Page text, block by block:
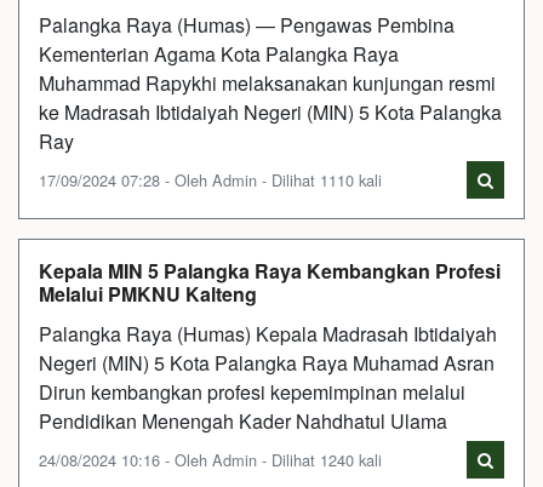
Palangka Raya (Humas) — Pengawas Pembina
Kementerian Agama Kota Palangka Raya
Muhammad Rapykhi melaksanakan kunjungan resmi
ke Madrasah Ibtidaiyah Negeri (MIN) 5 Kota Palangka
Ray
17/09/2024 07:28 - Oleh Admin - Dilihat 1110 kali
Kepala MIN 5 Palangka Raya Kembangkan Profesi
Melalui PMKNU Kalteng
Palangka Raya (Humas) Kepala Madrasah Ibtidaiyah
Negeri (MIN) 5 Kota Palangka Raya Muhamad Asran
Dirun kembangkan profesi kepemimpinan melalui
Pendidikan Menengah Kader Nahdhatul Ulama
24/08/2024 10:16 - Oleh Admin - Dilihat 1240 kali